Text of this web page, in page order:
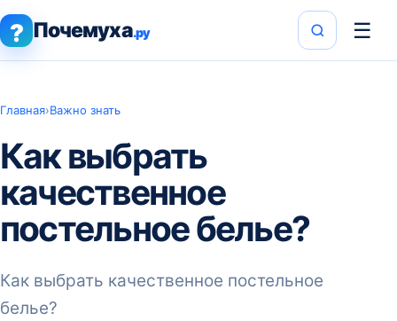
? Почемуха.ру ☰
Главная›Важно знать
Как выбрать
качественное
постельное белье?
Как выбрать качественное постельное
белье?